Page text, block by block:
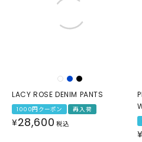
LACY ROSE DENIM PANTS
1000円クーポン 再入荷
¥28,600 税込
¥